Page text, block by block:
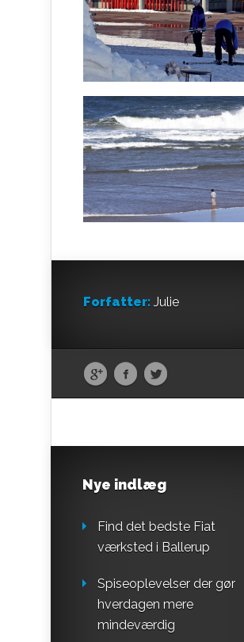
Forfatter: Julie
Nye indlæg
Find det bedste Fiat
værksted i Ballerup
Spiseoplevelser der gør
hverdagen mere
mindeværdig